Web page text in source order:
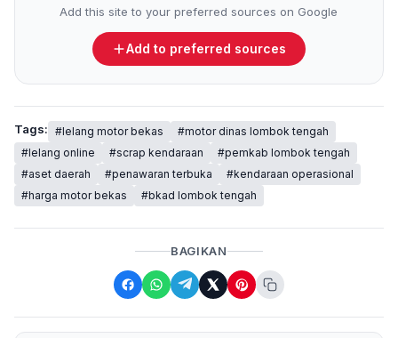
Add this site to your preferred sources on Google
Add to preferred sources
Tags: #lelang motor bekas
#motor dinas lombok tengah
#lelang online
#scrap kendaraan
#pemkab lombok tengah
#aset daerah
#penawaran terbuka
#kendaraan operasional
#harga motor bekas
#bkad lombok tengah
BAGIKAN